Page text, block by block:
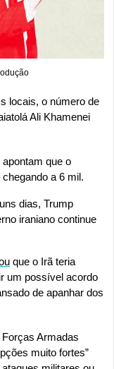
locais, o número de
que o
a 6 mil.
dias, Trump
iraniano continue
que o Irã teria
um possível acordo
de apanhar dos
Armadas
muito fortes”